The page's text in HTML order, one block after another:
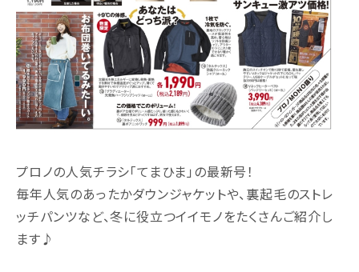
プロノの人気チラシ「てまひま」の最新号！
毎年人気のあったかダウンジャケットや、裏起毛のストレ
ッチパンツなど、冬に役立つイイモノをたくさんご紹介し
ます♪